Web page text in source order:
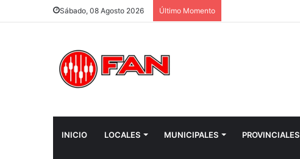
Sábado, 08 Agosto 2026 Último Momento
INICIO LOCALES MUNICIPALES PROVINCIALES